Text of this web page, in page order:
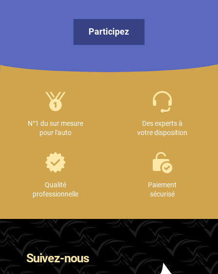
Participez
N°1 du sur mesure
pour l'auto
Des experts à
votre disposition
Qualité
professionnelle
Paiement
sécurisé
Suivez-nous